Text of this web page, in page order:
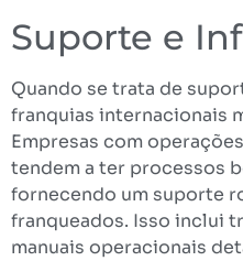
Suporte e
Quando se trata de
franquias internacionais
Empresas com
tendem a ter processos
fornecendo um suporte
franqueados. Isso inclui
manuais operacionais